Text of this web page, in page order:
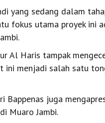
yang sedang dalam
fokus utama proyek
Al Haris tampak
ini menjadi salah satu
Bappenas juga
Muaro Jambi.